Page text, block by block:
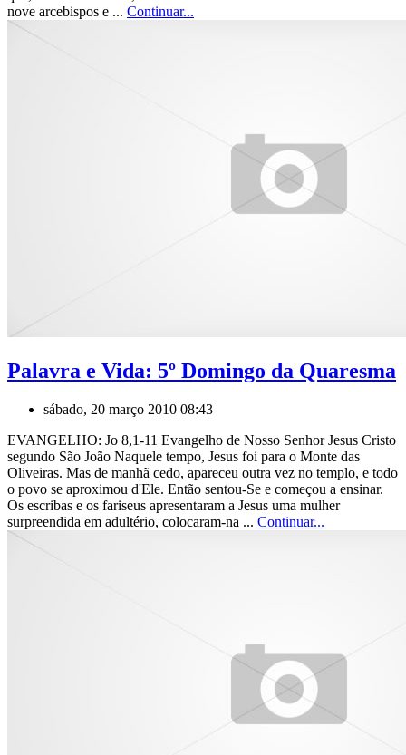
nove arcebispos e ... Continuar...
Palavra e Vida: 5º Domingo da Quaresma
sábado, 20 março 2010 08:43
EVANGELHO: Jo 8,1-11 Evangelho de Nosso Senhor Jesus Cristo
segundo São João Naquele tempo, Jesus foi para o Monte das
Oliveiras. Mas de manhã cedo, apareceu outra vez no templo, e todo
o povo se aproximou d'Ele. Então sentou-Se e começou a ensinar.
Os escribas e os fariseus apresentaram a Jesus uma mulher
surpreendida em adultério, colocaram-na ... Continuar...